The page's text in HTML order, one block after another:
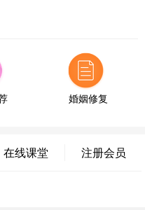
53分钟前
通过此页面咨询，已获得专属情
39分钟前
婚姻修复
在线课堂 注册会员